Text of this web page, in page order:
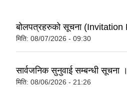
बोलपत्रहरुको सूचना (Invitation
मिति: 08/07/2026 - 09:30
सार्वजनिक सुनुवाई सम्बन्धी सूचना ।
मिति: 08/06/2026 - 21:26